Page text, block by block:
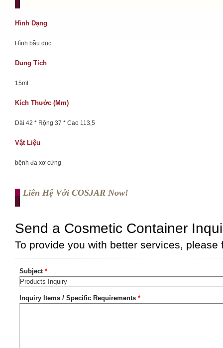
Hình Dạng
Hình bầu dục
Dung Tích
15ml
Kích Thước (mm)
Dài 42 * Rộng 37 * Cao 113,5
Vật Liệu
bệnh đa xơ cứng
Liên Hệ Với COSJAR Now!